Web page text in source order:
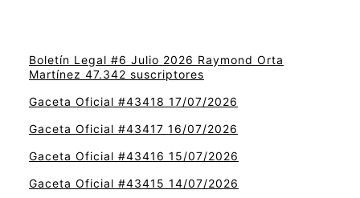
Boletín Legal #6 Julio 2026 Raymond Orta
Martínez 47.342 suscriptores
Gaceta Oficial #43418 17/07/2026
Gaceta Oficial #43417 16/07/2026
Gaceta Oficial #43416 15/07/2026
Gaceta Oficial #43415 14/07/2026